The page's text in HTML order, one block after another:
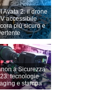
Avata 2: il drone
accessibile
più sicuro e
a Sicurezza
tecnologie
e stampa